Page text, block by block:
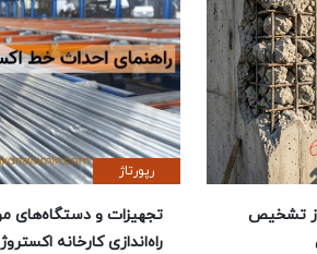
تشخیص
رپورتاژ
تجهیزات و دستگاه‌های
راه‌اندازی کارخانه